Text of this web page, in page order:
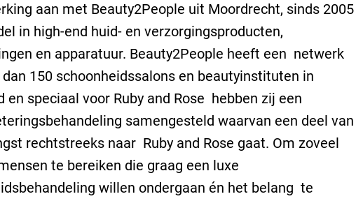
aan met Beauty2People uit Moordrecht, sinds 2005
in high-end huid- en verzorgingsproducten,
en apparatuur. Beauty2People heeft een netwerk
150 schoonheidssalons en beautyinstituten in
en speciaal voor Ruby and Rose hebben zij een
samengesteld waarvan een deel van
rechtstreeks naar Ruby and Rose gaat. Om zoveel
te bereiken die graag een luxe
willen ondergaan én het belang te